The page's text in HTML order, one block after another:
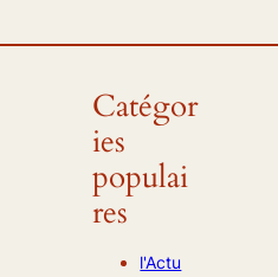
Catégor
ies
populai
res
l'Actu